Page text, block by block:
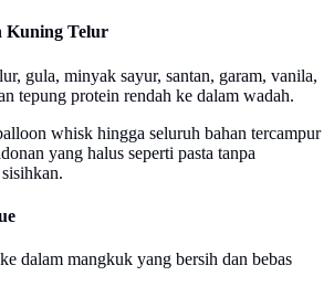
Kuning Telur
gula, minyak sayur, santan, garam, vanila,
tepung protein rendah ke dalam wadah.
whisk hingga seluruh bahan tercampur
yang halus seperti pasta tanpa
dalam mangkuk yang bersih dan bebas